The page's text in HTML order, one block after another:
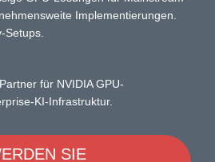
Implementierungen.
Setups.
für NVIDIA GPU-
KI-Infrastruktur.
SIE